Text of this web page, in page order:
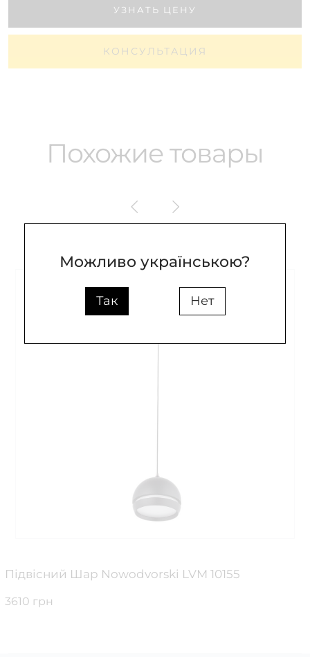
УЗНАТЬ ЦЕНУ
КОНСУЛЬТАЦИЯ
Похожие товары
Підвісний Шар Nowodvorski LVM 10155
3610 грн
Можливо українською?
Так Нет